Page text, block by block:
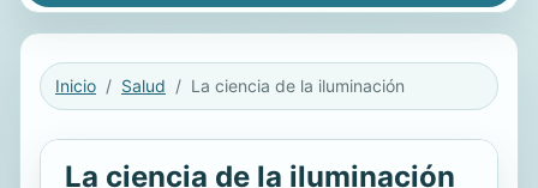
Inicio Salud La ciencia de la iluminación
La ciencia de la iluminación